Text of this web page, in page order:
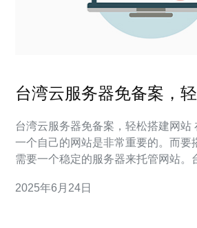
台湾云服务器免备案，
台湾云服务器免备案，轻松搭建网站 在互联网时代，拥有
一个自己的网站是非常重要的。而要
需要一个稳定的服务器来托管网站。
器免备案，是其最大的优势之一。备
2025年6月24日